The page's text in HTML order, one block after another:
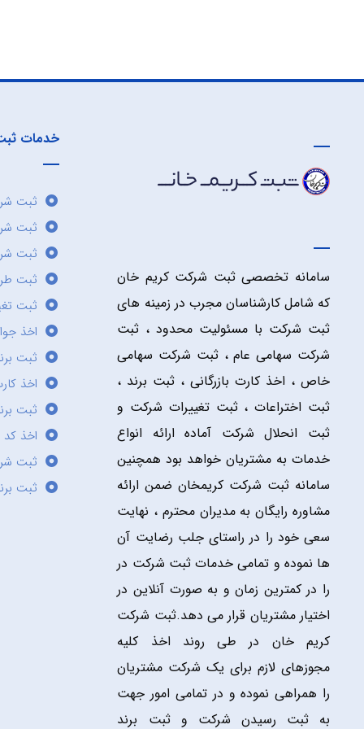
سامانه تخصصی ثبت شرکت کریم خان
که شامل کارشناسان مجرب در زمینه های
ثبت شرکت با مسئولیت محدود ، ثبت
شرکت سهامی عام ، ثبت شرکت سهامی
خاص ، اخذ کارت بازرگانی ، ثبت برند ،
ثبت اختراعات ، ثبت تغییرات شرکت و
ثبت انحلال شرکت آماده ارائه انواع
خدمات به مشتریان خواهد بود همچنین
سامانه ثبت شرکت کریمخان ضمن ارائه
مشاوره رایگان به مدیران محترم ، نهایت
سعی خود را در راستای جلب رضایت آن
ها نموده و تمامی خدمات ثبت شرکت در
را در کمترین زمان و به صورت آنلاین در
اختیار مشتریان قرار می دهد.ثبت شرکت
کریم خان در طی روند اخذ کلیه
مجوزهای لازم برای یک شرکت مشتریان
را همراهی نموده و در تمامی امور جهت
به ثبت رسیدن شرکت و ثبت برند
خدمات
ثبت
ثبت
ثبت
ثبت
ثبت
اخذ
ثبت
اخذ
ثبت
اخذ کد
ثبت
ثبت